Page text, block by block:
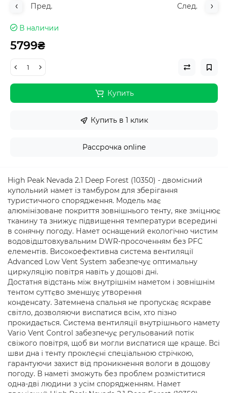
Пред. След.
В наличии
5799₴
Купить
Купить в 1 клик
Рассрочка online
High Peak Nevada 2.1 Deep Forest (10350) - двомісний
купольний намет із тамбуром для зберігання
туристичного спорядження. Модель має
алюмінізоване покриття зовнішнього тенту, яке зміцнює
тканину та знижує підвищення температури всередині
в сонячну погоду. Намет оснащений екологічно чистим
водовідштовхувальним DWR-просоченням без PFC
елементів. Високоефективна система вентиляції
Advanced Low Vent System забезпечує оптимальну
циркуляцію повітря навіть у дощові дні.
Достатня відстань між внутрішнім наметом і зовнішнім
тентом суттєво зменшує утворення
конденсату. Затемнена спальня не пропускає яскраве
світло, дозволяючи виспатися всім, хто пізно
прокидається. Система вентиляції внутрішнього намету
Vario Vent Control забезпечує регульований потік
свіжого повітря, щоб ви могли виспатися ще краще. Всі
шви дна і тенту проклеєні спеціальною стрічкою,
гарантуючи захист від проникнення вологи в дощову
погоду. В наметі зможуть без проблем розміститися
одна-дві людини з усім спорядженням. Намет